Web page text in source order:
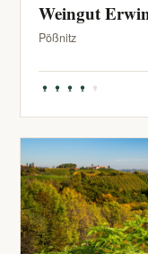
Weingut
Pößnitz